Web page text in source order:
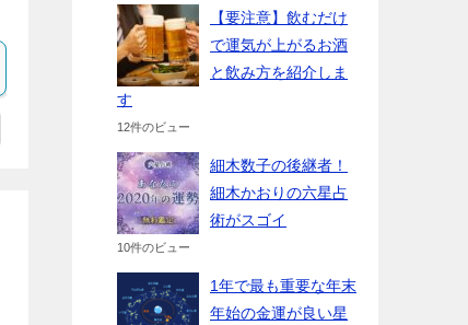
【要注意】飲むだけ
で運気が上がるお酒
と飲み方を紹介しま
す
12件のビュー
細木数子の後継者！
細木かおりの六星占
術がスゴイ
10件のビュー
1年で最も重要な年末
年始の金運が良い星